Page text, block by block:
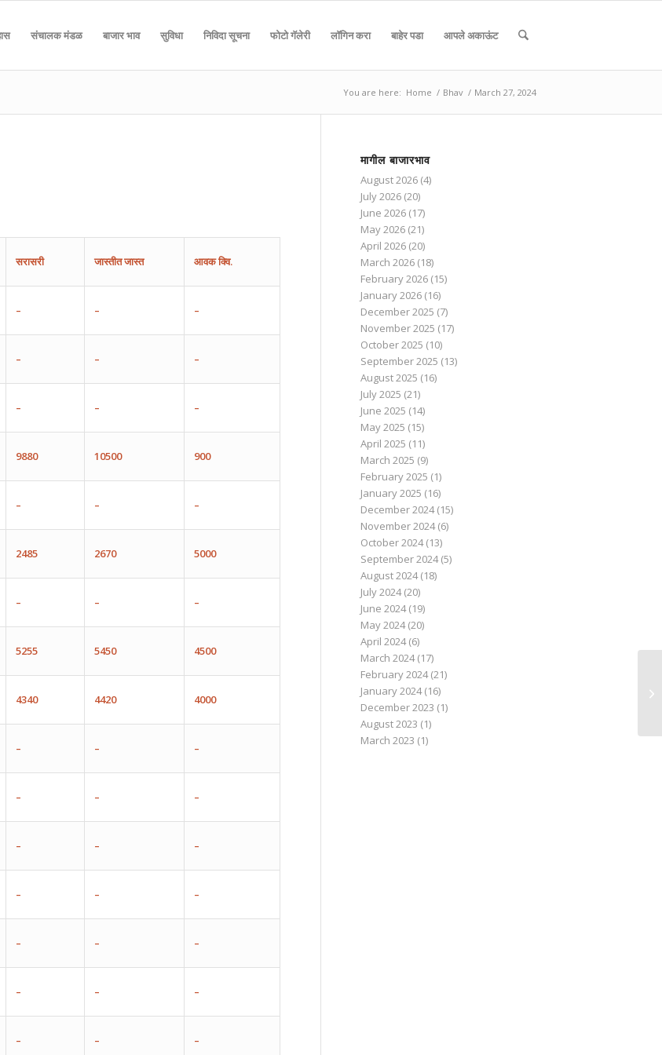
संचालक मंडळ बाजार भाव सुविधा निविदा सूचना फोटो गॅलेरी लॉगिन करा बाहेर पडा आपले अकाऊंट
You are here: Home / Bhav / March 27, 2024
सरासरी जास्तीतजास्त आवकक्वि.
– – –
– – –
– – –
9880 10500 900
– – –
2485 2670 5000
– – –
5255 5450 4500
4340 4420 4000
– – –
– – –
– – –
– – –
– – –
– – –
– – –
मागील बाजारभाव
August 2026(4)
July 2026(20)
June 2026(17)
May 2026(21)
April 2026(20)
March 2026(18)
February 2026(15)
January 2026(16)
December 2025 (7)
November 2025 (17)
October 2025 (10)
September 2025 (13)
August 2025 (16)
July 2025 (21)
June 2025 (14)
May 2025 (15)
April 2025 (11)
March 2025 (9)
February 2025 (1)
January 2025 (16)
December 2024(15)
November 2024(6)
October 2024(13)
September 2024(5)
August 2024(18)
July 2024(20)
June 2024(19)
May 2024(20)
April 2024(6)
March 2024(17)
February 2024(21)
January 2024(16)
December 2023 (1)
August 2023 (1)
March 2023 (1)